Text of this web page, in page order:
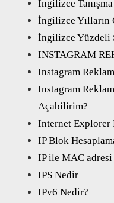
İngilizce
İngilizce Yılların
İngilizce Yüzdeli
INSTAGRAM
Instagram
Instagram
Açabilirim?
Internet Explorer
IP Blok
IP ile MAC adresi
IPS Nedir
IPv6 Nedir?